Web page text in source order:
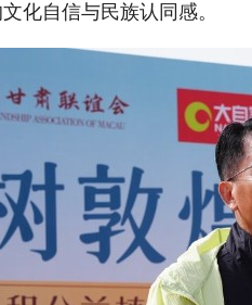
化自信与民族认同感。